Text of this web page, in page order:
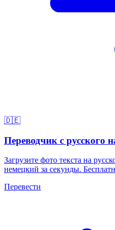
🇩🇪
Переводчик с русского
Загрузите фото текста на
немецкий за секунды.
Перевести